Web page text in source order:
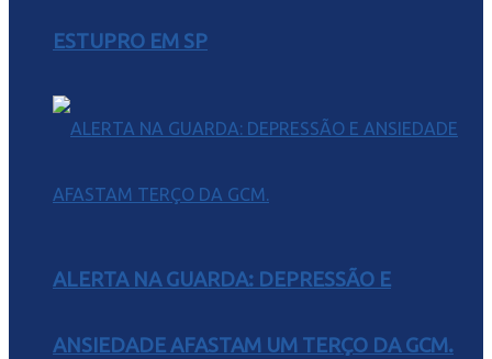
ESTUPRO EM SP
ALERTA NA GUARDA: DEPRESSÃO E
ANSIEDADE AFASTAM UM TERÇO DA GCM.